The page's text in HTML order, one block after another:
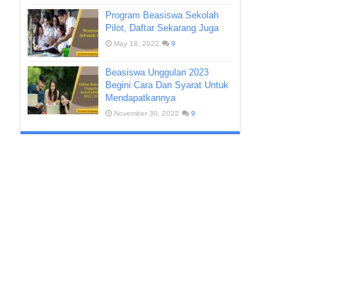
Program Beasiswa Sekolah
Pilot, Daftar Sekarang Juga
May 18, 2022 9
Beasiswa Unggulan 2023
Begini Cara Dan Syarat Untuk
Mendapatkannya
November 30, 2022 9